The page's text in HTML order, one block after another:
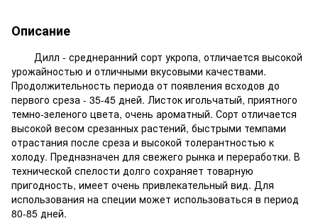
Описание
Дилл - среднеранний сорт укропа, отличается высокой
урожайностью и отличными вкусовыми качествами.
Продолжительность периода от появления всходов до
первого среза - 35-45 дней. Листок игольчатый, приятного
темно-зеленого цвета, очень ароматный. Сорт отличается
высокой весом срезанных растений, быстрыми темпами
отрастания после среза и высокой толерантностью к
холоду. Предназначен для свежего рынка и переработки. В
технической спелости долго сохраняет товарную
пригодность, имеет очень привлекательный вид. Для
использования на специи может использоваться в период
80-85 дней.